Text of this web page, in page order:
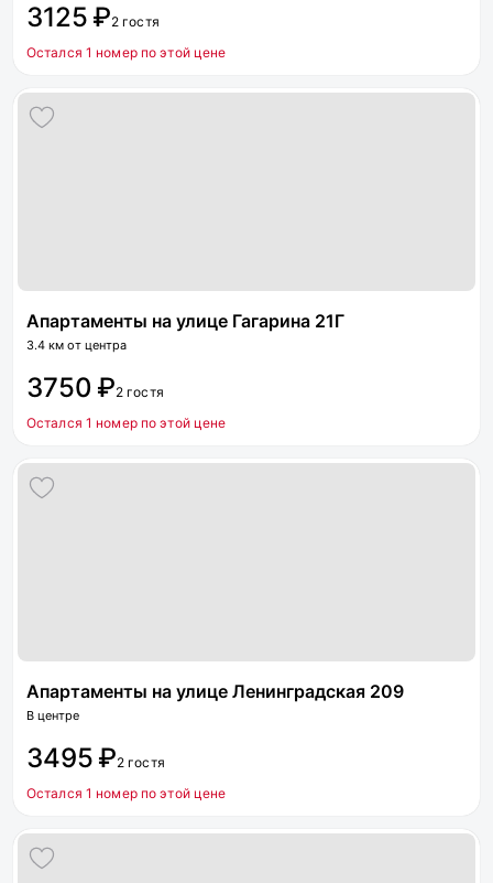
3125 ₽2 гостя
Остался 1 номер по этой цене
Апартаменты на улице Гагарина 21Г
3.4 км от центра
3750 ₽2 гостя
Остался 1 номер по этой цене
Апартаменты на улице Ленинградская 209
В центре
3495 ₽2 гостя
Остался 1 номер по этой цене